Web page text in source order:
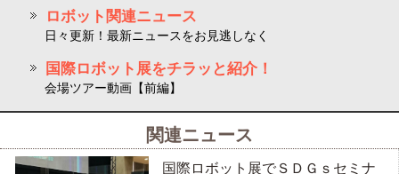
ロボット関連ニュース
日々更新！最新ニュースをお見逃しなく
国際ロボット展をチラッと紹介！
会場ツアー動画【前編】
関連ニュース
国際ロボット展でＳＤＧｓセミナ